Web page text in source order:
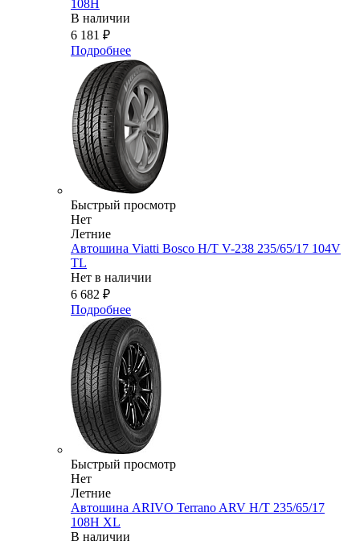
108H
В наличии
6 181 ₽
Подробнее
Быстрый просмотр
Нет
Летние
Автошина Viatti Bosco H/T V-238 235/65/17 104V
TL
Нет в наличии
6 682 ₽
Подробнее
Быстрый просмотр
Нет
Летние
Автошина ARIVO Terrano ARV H/T 235/65/17
108H XL
В наличии